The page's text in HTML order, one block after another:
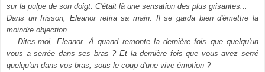
sur la pulpe de son doigt. C'était là une sensation des plus grisantes...
Dans un frisson, Eleanor retira sa main. Il se garda bien d'émettre la
moindre objection.
— Dites-moi, Eleanor. À quand remonte la dernière fois que quelqu'un
vous a serrée dans ses bras ? Et la dernière fois que vous avez serré
quelqu'un dans vos bras, sous le coup d'une vive émotion ?